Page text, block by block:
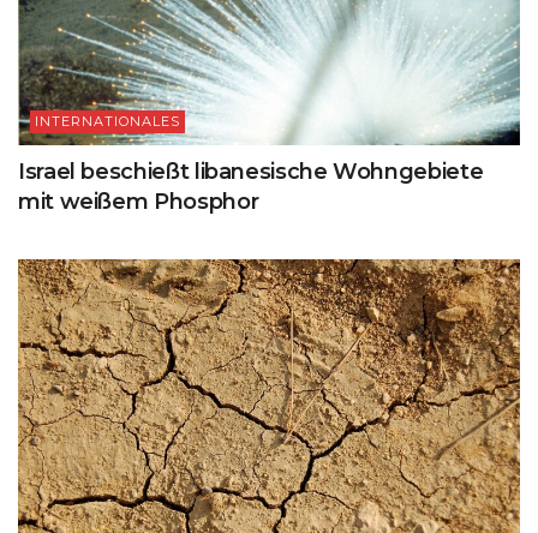
INTERNATIONALES
Israel beschießt libanesische Wohngebiete
mit weißem Phosphor